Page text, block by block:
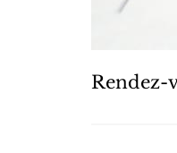
Rendez-